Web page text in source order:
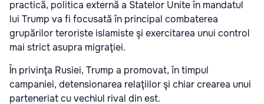
practică, politica externă a Statelor Unite în mandatul
lui Trump va fi focusată în principal combaterea
grupărilor teroriste islamiste şi exercitarea unui control
mai strict asupra migraţiei.
În privinţa Rusiei, Trump a promovat, în timpul
campaniei, detensionarea relaţiilor şi chiar crearea unui
parteneriat cu vechiul rival din est.